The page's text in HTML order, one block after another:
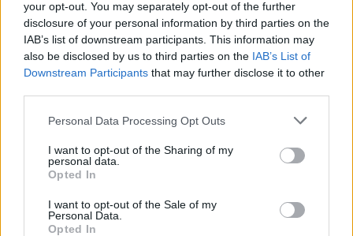
your opt-out. You may separately opt-out of the further
disclosure of your personal information by third parties on the
IAB’s list of downstream participants. This information may
also be disclosed by us to third parties on the IAB’s List of
Downstream Participants that may further disclose it to other
Personal Data Processing Opt Outs
I want to opt-out of the Sharing of my
personal data.
Opted In
I want to opt-out of the Sale of my
Personal Data.
Opted In
Изкуствен интелект за първи път
07.08.2026 / 15:30